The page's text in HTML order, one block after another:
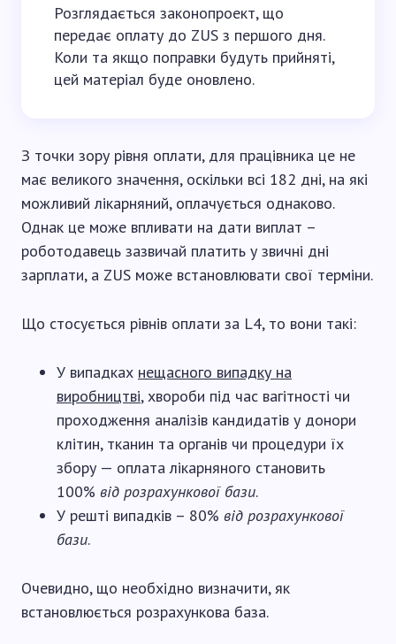
Розглядається законопроект, що
передає оплату до ZUS з першого дня.
Коли та якщо поправки будуть прийняті,
цей матеріал буде оновлено.
З точки зору рівня оплати, для працівника це не
має великого значення, оскільки всі 182 дні, на які
можливий лікарняний, оплачується однаково.
Однак це може впливати на дати виплат –
роботодавець зазвичай платить у звичні дні
зарплати, а ZUS може встановлювати свої терміни.
Що стосується рівнів оплати за L4, то вони такі:
У випадках нещасного випадку на
виробництві, хвороби під час вагітності чи
проходження аналізів кандидатів у донори
клітин, тканин та органів чи процедури їх
збору — оплата лікарняного становить
100% від розрахункової бази.
У решті випадків – 80% від розрахункової
бази.
Очевидно, що необхідно визначити, як
встановлюється розрахункова база.